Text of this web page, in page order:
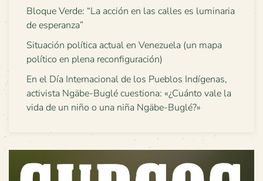
Bloque Verde: “La acción en las calles es luminaria
de esperanza”
Situación política actual en Venezuela (un mapa
político en plena reconfiguración)
En el Día Internacional de los Pueblos Indígenas,
activista Ngäbe-Buglé cuestiona: «¿Cuánto vale la
vida de un niño o una niña Ngäbe-Buglé?»